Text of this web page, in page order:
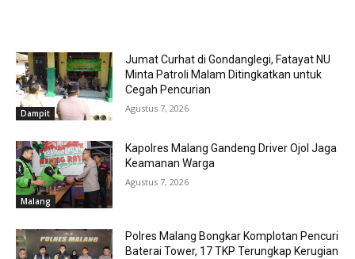
Dampit
Jumat Curhat di Gondanglegi, Fatayat NU
Minta Patroli Malam Ditingkatkan untuk
Cegah Pencurian
Agustus 7, 2026
Malang
Kapolres Malang Gandeng Driver Ojol Jaga
Keamanan Warga
Agustus 7, 2026
Polres Malang Bongkar Komplotan Pencuri
Baterai Tower, 17 TKP Terungkap Kerugian